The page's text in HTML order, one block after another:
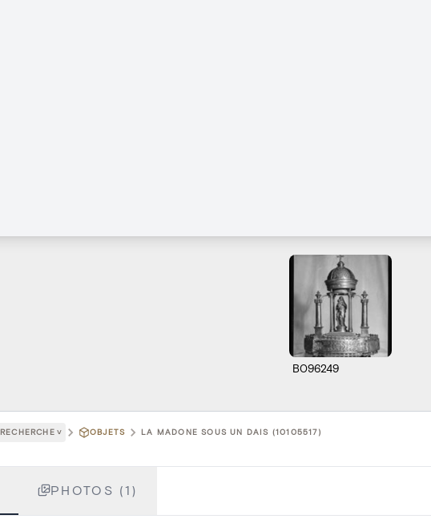
B096249
RECHERCHE ˅ OBJETS LA MADONE SOUS UN DAIS (10105517)
PHOTOS (1)